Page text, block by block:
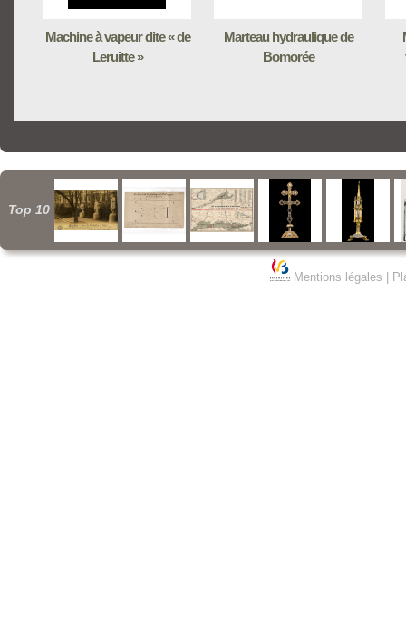
Machine à vapeur dite « de
Leruitte »
Marteau hydraulique de
Bomorée
Top 10
Mentions légales